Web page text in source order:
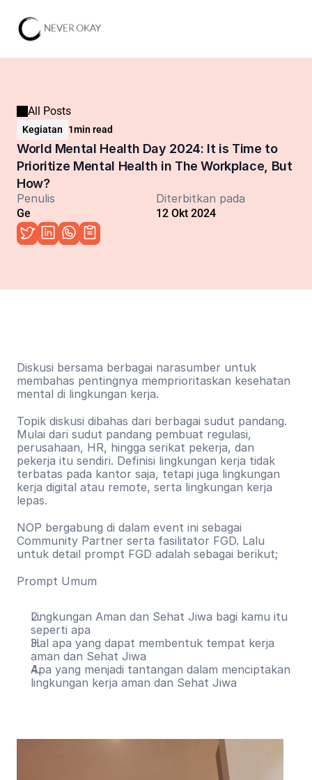
All Posts
Kegiatan 1min read
World Mental Health Day 2024: It is Time to
Prioritize Mental Health in The Workplace, But
How?
Penulis
Ge
Diterbitkan pada
12 Okt 2024
Diskusi bersama berbagai narasumber untuk
membahas pentingnya memprioritaskan kesehatan
mental di lingkungan kerja.
Topik diskusi dibahas dari berbagai sudut pandang.
Mulai dari sudut pandang pembuat regulasi,
perusahaan, HR, hingga serikat pekerja, dan
pekerja itu sendiri. Definisi lingkungan kerja tidak
terbatas pada kantor saja, tetapi juga lingkungan
kerja digital atau remote, serta lingkungan kerja
lepas.
NOP bergabung di dalam event ini sebagai
Community Partner serta fasilitator FGD. Lalu
untuk detail prompt FGD adalah sebagai berikut;
Prompt Umum
Lingkungan Aman dan Sehat Jiwa bagi kamu itu
seperti apa
Hal apa yang dapat membentuk tempat kerja
aman dan Sehat Jiwa
Apa yang menjadi tantangan dalam menciptakan
lingkungan kerja aman dan Sehat Jiwa